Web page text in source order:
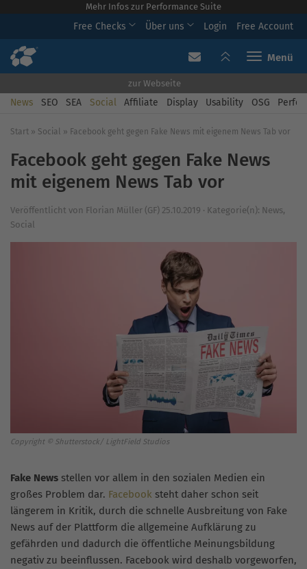
Mehr Infos zur Performance Suite
Free Checks Über uns Login Free Account
Toggle
zur Webseite
News SEO SEA Social Affiliate Display Usability OSG
Start » Social » Facebook geht gegen Fake News mit eigenem News Tab vor
Facebook geht gegen Fake News
mit eigenem News Tab vor
Veröffentlicht von Florian Müller (GF) 25.10.2019 · Kategorie(n): News,
Social
Copyright © Shutterstock/ LightField Studios
Fake News stellen vor allem in den sozialen Medien ein
großes Problem dar. Facebook steht daher schon seit
längerem in Kritik, durch die schnelle Ausbreitung von Fake
News auf der Plattform die allgemeine Aufklärung zu
gefährden und dadurch die öffentliche Meinungsbildung
negativ zu beeinflussen. Facebook wird deshalb vorgeworfen,